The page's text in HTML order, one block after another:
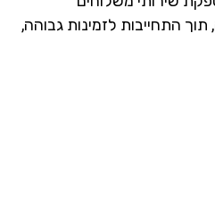
לזמינות גבוהה,